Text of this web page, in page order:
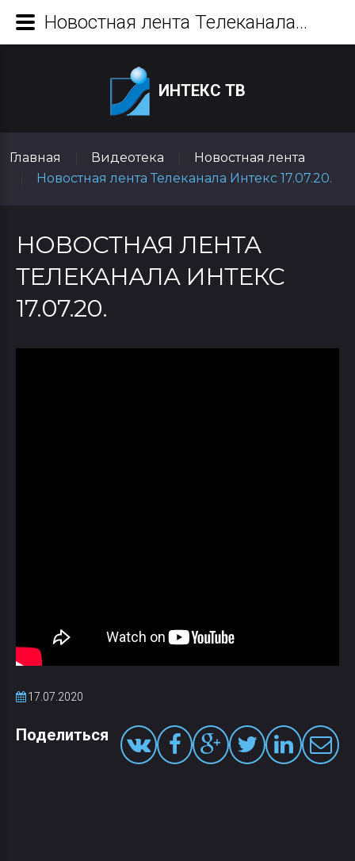
ИНТЕКС ТВ
Главная Видеотека
Новостная лента
Новостная лента Телеканала Интекс 17.07.20.
НОВОСТНАЯ ЛЕНТА
ТЕЛЕКАНАЛА ИНТЕКС
17.07.20.
17.07.2020
Поделиться
Новостная лента Телеканала Интекс 17.07.20.